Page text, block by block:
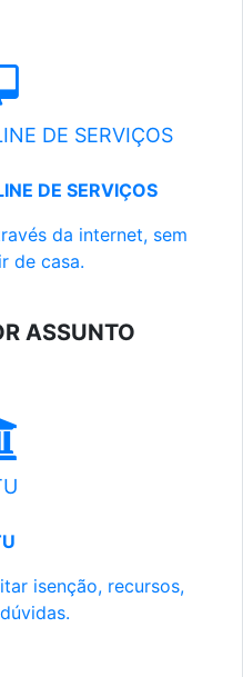
DE SERVIÇOS
DE SERVIÇOS
da internet, sem
de casa.
ASSUNTO
isenção, recursos,